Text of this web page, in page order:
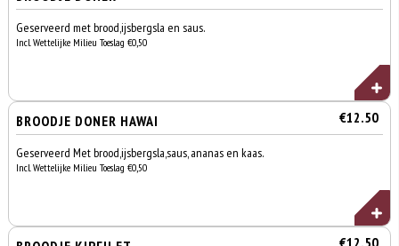
Geserveerd met brood,ijsbergsla en saus.
Incl. Wettelijke Milieu Toeslag €0,50
BROODJE DONER HAWAI €12.50
Geserveerd Met brood,ijsbergsla,saus, ananas en kaas.
Incl. Wettelijke Milieu Toeslag €0,50
€12.50